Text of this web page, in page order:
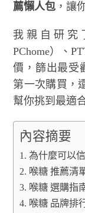
薦懶人包 ，讓
我親自研究
PChome）、
價，篩出最受
第一次購買，
幫你挑到最適
內容摘要
為什麼可以
喉糖 推薦清
喉糖 選購指
喉糖 品牌排